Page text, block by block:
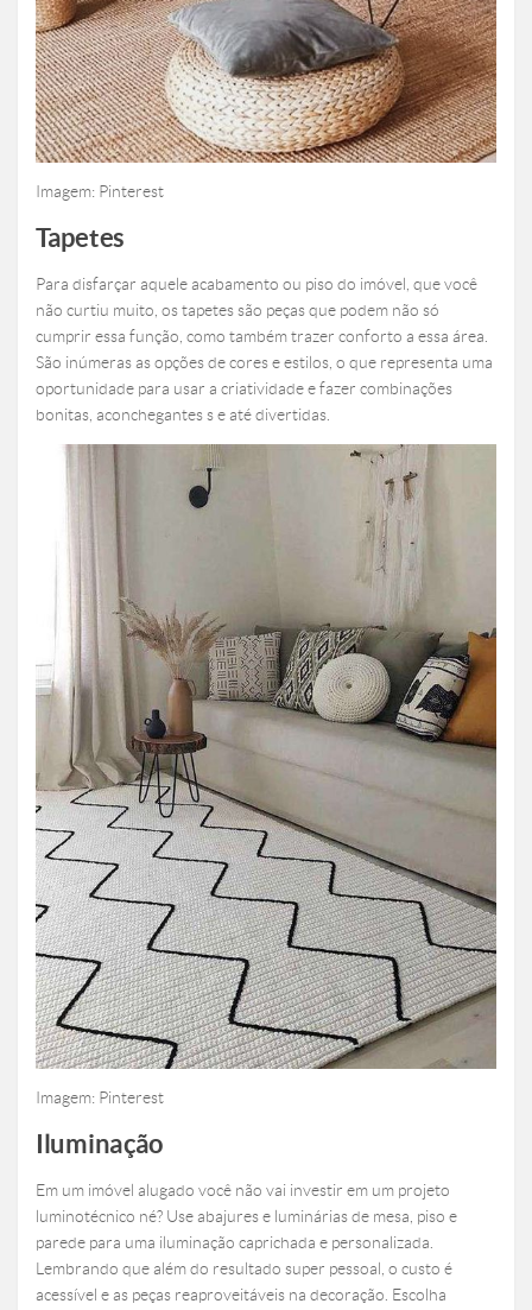
Imagem: Pinterest
Tapetes
Para disfarçar aquele acabamento ou piso do imóvel, que você
não curtiu muito, os tapetes são peças que podem não só
cumprir essa função, como também trazer conforto a essa área.
São inúmeras as opções de cores e estilos, o que representa uma
oportunidade para usar a criatividade e fazer combinações
bonitas, aconchegantes s e até divertidas.
Imagem: Pinterest
Iluminação
Em um imóvel alugado você não vai investir em um projeto
luminotécnico né? Use abajures e luminárias de mesa, piso e
parede para uma iluminação caprichada e personalizada.
Lembrando que além do resultado super pessoal, o custo é
acessível e as peças reaproveitáveis na decoração. Escolha